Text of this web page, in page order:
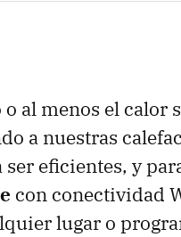
al menos el calor
a nuestras
eficientes, y
con conectividad
lugar o